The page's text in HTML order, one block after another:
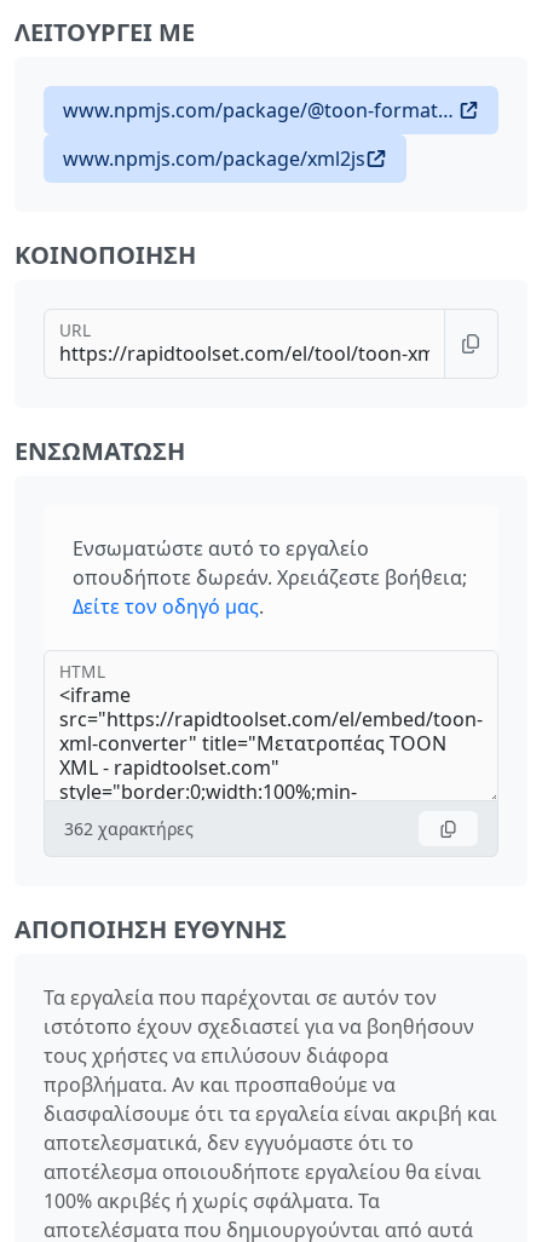
ΛΕΙΤΟΥΡΓΕΊ ΜΕ
www.npmjs.com/package/@toon-format/toon
www.npmjs.com/package/xml2js
ΚΟΙΝΟΠΟΊΗΣΗ
URL
ΕΝΣΩΜΆΤΩΣΗ
Ενσωματώστε αυτό το εργαλείο
οπουδήποτε δωρεάν. Χρειάζεστε βοήθεια;
Δείτε τον οδηγό μας.
HTML
362 χαρακτήρες
ΑΠΟΠΟΊΗΣΗ ΕΥΘΎΝΗΣ
Τα εργαλεία που παρέχονται σε αυτόν τον
ιστότοπο έχουν σχεδιαστεί για να βοηθήσουν
τους χρήστες να επιλύσουν διάφορα
προβλήματα. Αν και προσπαθούμε να
διασφαλίσουμε ότι τα εργαλεία είναι ακριβή και
αποτελεσματικά, δεν εγγυόμαστε ότι το
αποτέλεσμα οποιουδήποτε εργαλείου θα είναι
100% ακριβές ή χωρίς σφάλματα. Τα
αποτελέσματα που δημιουργούνται από αυτά